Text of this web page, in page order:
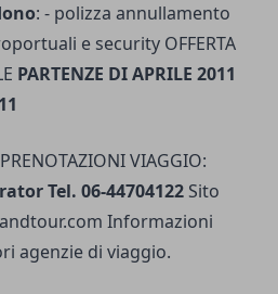
: - polizza annullamento
e security OFFERTA
PARTENZE DI APRILE 2011
VIAGGIO:
Tel. 06-44704122 Sito
Informazioni
agenzie di viaggio.